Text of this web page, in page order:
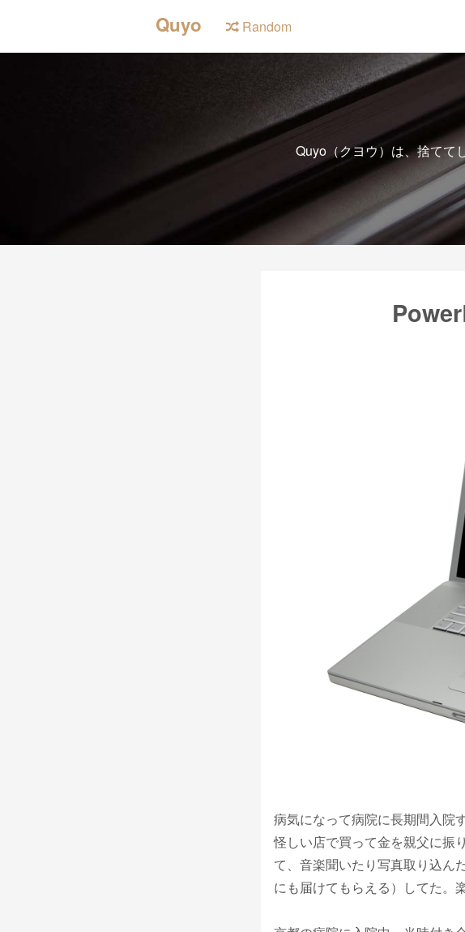
Quyo Random
Quyo（クヨウ）は、捨てて
病気になって病院に長期間入院
怪しい店で買って金を親父に振
て、音楽聞いたり写真取り込ん
にも届けてもらえる）してた。